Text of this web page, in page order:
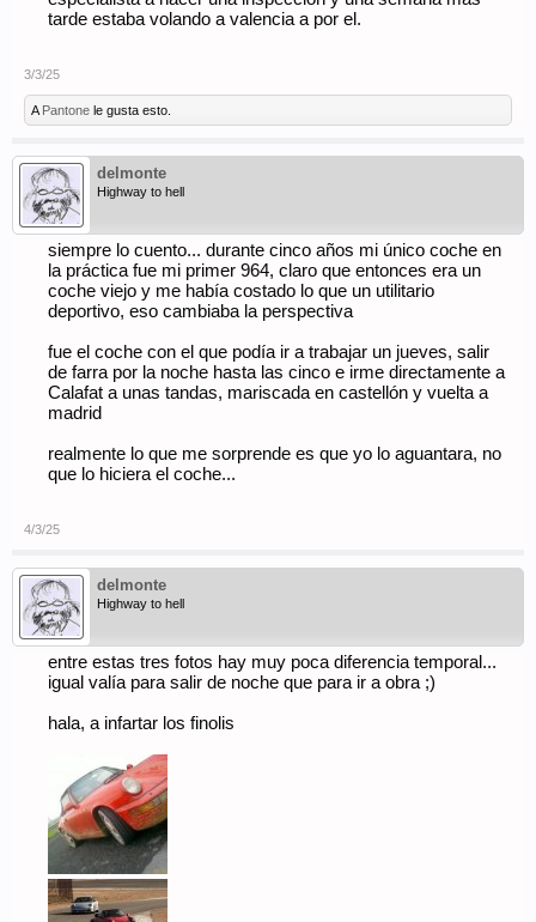
tarde estaba volando a valencia a por el.
3/3/25
A Pantone le gusta esto.
delmonte
Highway to hell
siempre lo cuento... durante cinco años mi único coche en
la práctica fue mi primer 964, claro que entonces era un
coche viejo y me había costado lo que un utilitario
deportivo, eso cambiaba la perspectiva
fue el coche con el que podía ir a trabajar un jueves, salir
de farra por la noche hasta las cinco e irme directamente a
Calafat a unas tandas, mariscada en castellón y vuelta a
madrid
realmente lo que me sorprende es que yo lo aguantara, no
que lo hiciera el coche...
4/3/25
delmonte
Highway to hell
entre estas tres fotos hay muy poca diferencia temporal...
igual valía para salir de noche que para ir a obra ;)
hala, a infartar los finolis